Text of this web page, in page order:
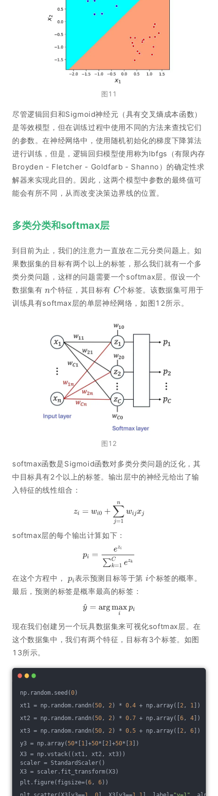
图11
尽管逻辑回归和Sigmoid神经元（具有交叉熵成本函数）
是等效模型，但在训练过程中使用不同的方法来查找它们
的参数。在神经网络中，使用随机初始化的梯度下降算法
进行训练，但是，逻辑回归模型使用称为lbfgs（有限内存
Broyden - Fletcher - Goldfarb - Shanno）的确定性求
解器来实现此目的。因此，这两个模型中参数的最终值可
能会有所不同，从而改变决策边界线的位置。
多类分类和softmax层
到目前为止，我们的注意力一直放在二元分类问题上。如
果数据集的目标有两个以上的标签，那么我们就有一个多
类分类问题，这样的问题需要一个softmax层。假设一个
数据集有
个特征，其目标有
个标签。该数据集可用于
训练具有softmax层的单层神经网络，如图12所示。
图12
softmax函数是Sigmoid函数对多类分类问题的泛化，其
中目标具有2个以上的标签。输出层中的神经元给出了输
入特征的线性组合：
softmax层的每个输出计算如下：
在这个方程中， 表示预测目标等于第
个标签的概率。
最后，预测的标签是概率最高的标签：
现在我们创建另一个玩具数据集来可视化softmax层。在
这个数据集中，我们有两个特征，目标有3个标签。如图
13所示。
np.random.seed(0)
xt1 = np.random.randn(50, 2) * 0.4 + np.array([ 2, 1 ])
xt2 = np.random.randn(50, 2) * 0.7 + np.array([ 6, 4 ])
xt3 = np.random.randn(50, 2) * 0.5 + np.array([ 2, 6 ])
y3 = np.array(50*[ 1 ]+50*[ 2 ]+50*[ 3 ])
X3 = np.vstack((xt1, xt2, xt3))
scaler = StandardScaler()
X3 = scaler.fit_transform(X3)
plt.figure(figsize=(6, 6))